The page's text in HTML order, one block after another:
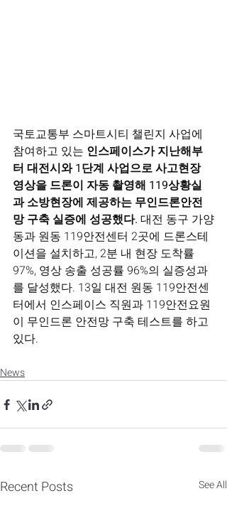
국토교통부 스마트시티 챌린지 사업에
참여하고 있는 인스페이스가 지난해부
터 대전시와 1단계 사업으로 사고현장
영상을 드론이 자동 촬영해 119상황실
과 소방현장에 제공하는 무인드론안전
망 구축 실증에 성공했다. 대전 동구 가양
동과 원동 119안전센터 2곳에 드론스테
이션을 설치하고, 2분 내 현장 도착률
97%, 영상 송출 성공률 96%의 실증성과
를 달성했다. 13일 대전 원동 119안전센
터에서 인스페이스 직원과 119안전요원
이 무인드론 안전망 구축 테스트를 하고
있다.
News
Recent Posts See All